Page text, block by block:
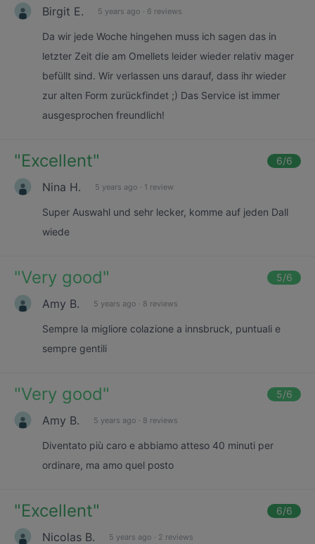
Birgit E. 5 years ago · 6 reviews
Da wir jede Woche hingehen muss ich sagen das in
letzter Zeit die am Omellets leider wieder relativ mager
befüllt sind. Wir verlassen uns darauf, dass ihr wieder
zur alten Form zurückfindet ;) Das Service ist immer
ausgesprochen freundlich!
"Excellent" 6/6
Nina H. 5 years ago · 1 review
Super Auswahl und sehr lecker, komme auf jeden Dall
wiede
"Very good" 5/6
Amy B. 5 years ago · 8 reviews
Sempre la migliore colazione a innsbruck, puntuali e
sempre gentili
"Very good" 5/6
Amy B. 5 years ago · 8 reviews
Diventato più caro e abbiamo atteso 40 minuti per
ordinare, ma amo quel posto
"Excellent" 6/6
Nicolas B. 5 years ago · 2 reviews